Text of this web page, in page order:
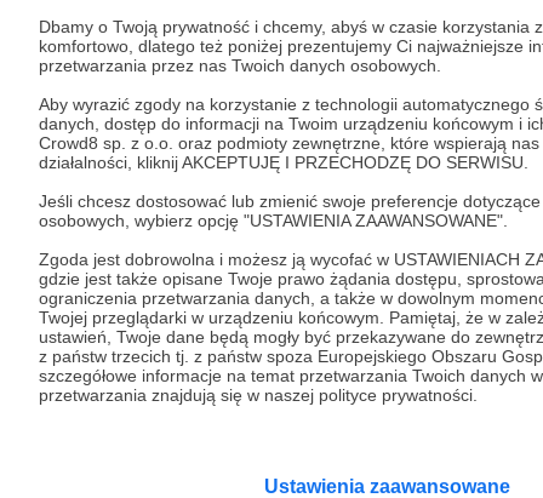
Dbamy o Twoją prywatność i chcemy, abyś w czasie korzystania z
komfortowo, dlatego też poniżej prezentujemy Ci najważniejsze
przetwarzania przez nas Twoich danych osobowych.
Aby wyrazić zgody na korzystanie z technologii automatycznego
danych, dostęp do informacji na Twoim urządzeniu końcowym i
Crowd8 sp. z o.o. oraz podmioty zewnętrzne, które wspierają
działalności, kliknij AKCEPTUJĘ I PRZECHODZĘ DO SERWISU.
Jeśli chcesz dostosować lub zmienić swoje preferencje
osobowych, wybierz opcję "USTAWIENIA ZAAWANSOWANE".
Zgoda jest dobrowolna i możesz ją wycofać w USTAWIENIACH
gdzie jest także opisane Twoje prawo żądania dostępu,
ograniczenia przetwarzania danych, a także w dowolnym
Twojej przeglądarki w urządzeniu końcowym. Pamiętaj, że w
ustawień, Twoje dane będą mogły być przekazywane do
z państw trzecich tj. z państw spoza Europejskiego Obszaru
szczegółowe informacje na temat przetwarzania Twoich danych
przetwarzania znajdują się w naszej polityce prywatności.
Ustawienia zaawansowane
Warunki korzystania z serwisu
Unia Europejska
Copyright 2026 © Patronite.
Wszelkie prawa
zastrzeżone.
R.322414